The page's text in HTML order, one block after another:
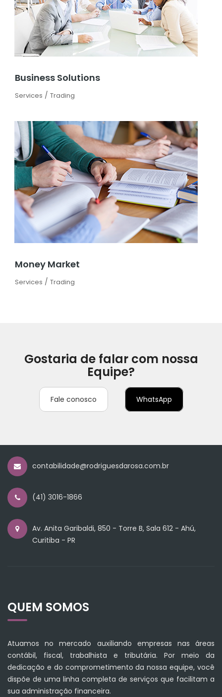
Business Solutions
Services / Trading
Money Market
Services / Trading
Gostaria de falar com nossa
Equipe?
Fale conosco WhatsApp
contabilidade@rodriguesdarosa.com.br
(41) 3016-1866
Av. Anita Garibaldi, 850 - Torre B, Sala 612 - Ahú,
Curitiba - PR
QUEM SOMOS
Atuamos no mercado auxiliando empresas nas áreas
contábil, fiscal, trabalhista e tributária. Por meio da
dedicação e do comprometimento da nossa equipe, você
dispõe de uma linha completa de serviços que facilitam a
sua administração financeira.